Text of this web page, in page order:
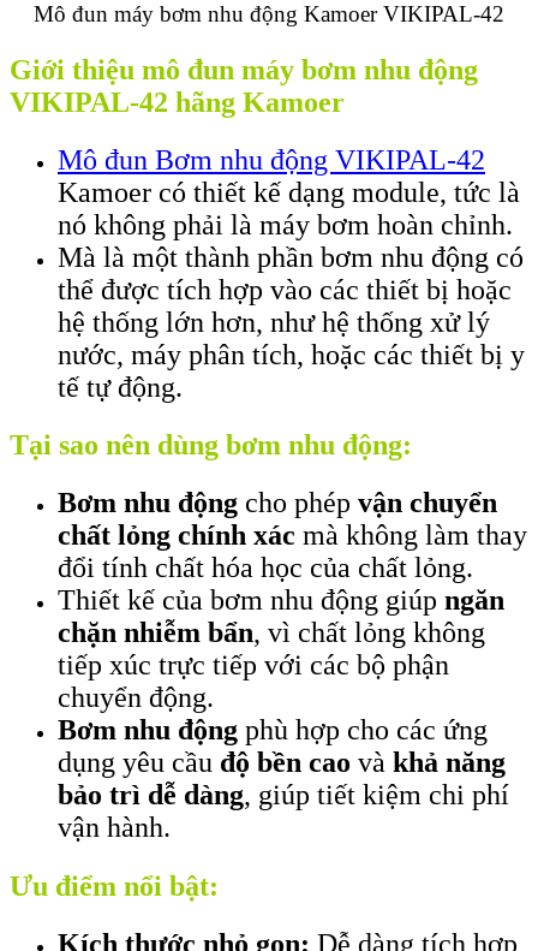
Mô đun máy bơm nhu động Kamoer VIKIPAL-42
Giới thiệu mô đun máy bơm nhu động
VIKIPAL-42 hãng Kamoer
Mô đun Bơm nhu động VIKIPAL-42
Kamoer có thiết kế dạng module, tức là
nó không phải là máy bơm hoàn chỉnh.
Mà là một thành phần bơm nhu động có
thể được tích hợp vào các thiết bị hoặc
hệ thống lớn hơn, như hệ thống xử lý
nước, máy phân tích, hoặc các thiết bị y
tế tự động.
Tại sao nên dùng bơm nhu động:
Bơm nhu động cho phép vận chuyển
chất lỏng chính xác mà không làm thay
đổi tính chất hóa học của chất lỏng.
Thiết kế của bơm nhu động giúp ngăn
chặn nhiễm bẩn, vì chất lỏng không
tiếp xúc trực tiếp với các bộ phận
chuyển động.
Bơm nhu động phù hợp cho các ứng
dụng yêu cầu độ bền cao và khả năng
bảo trì dễ dàng, giúp tiết kiệm chi phí
vận hành.
Ưu điểm nổi bật:
Kích thước nhỏ gọn: Dễ dàng tích hợp